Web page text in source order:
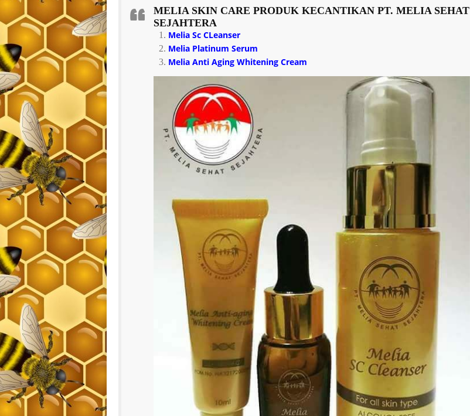
MELIA SKIN CARE PRODUK KECANTIKAN PT. MELIA SEHAT
SEJAHTERA
Melia Sc CLeanser
Melia Platinum Serum
Melia Anti Aging Whitening Cream